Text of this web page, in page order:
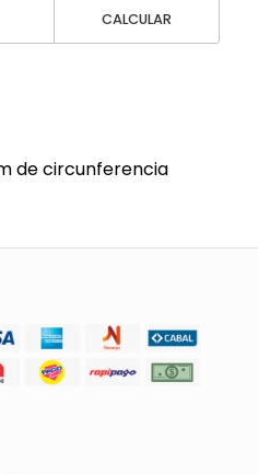
CALCULAR
de circunferencia